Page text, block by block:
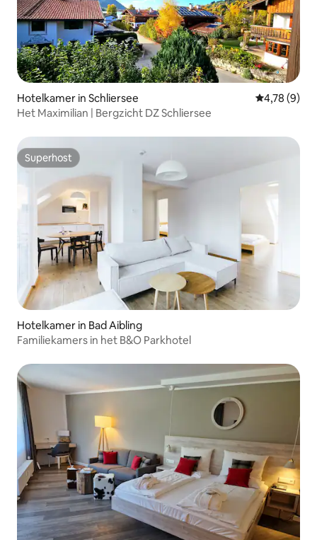
Hotelkamer in Schliersee
4,78 (9)
Het Maximilian | Bergzicht DZ Schliersee
Superhost
Superhost
Hotelkamer in Bad Aibling
Familiekamers in het B&O Parkhotel